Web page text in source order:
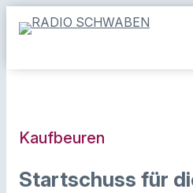
Kaufbeuren
Startschuss für